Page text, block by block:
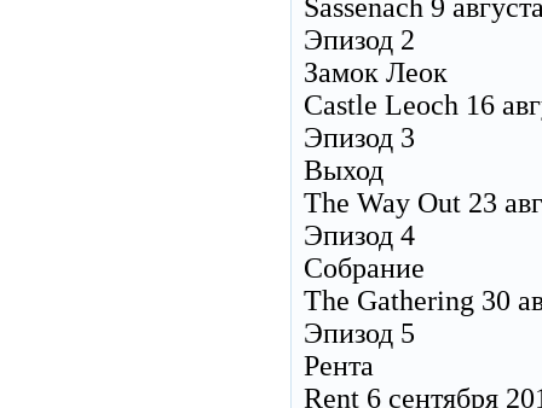
Sassenach 9
Эпизод 2
Замок Леок
Castle Leoch 16
Эпизод 3
Выход
The Way Out 23
Эпизод 4
Собрание
The Gathering 30
Эпизод 5
Рента
Rent 6 сентября